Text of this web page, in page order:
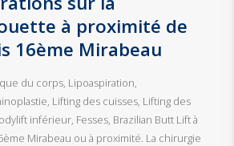
à proximité de
16ème Mirabeau
du corps, Lipoaspiration,
Lifting des cuisses, Lifting des
inférieur, Fesses, Brazilian Butt Lift à
Mirabeau ou à proximité. La chirurgie